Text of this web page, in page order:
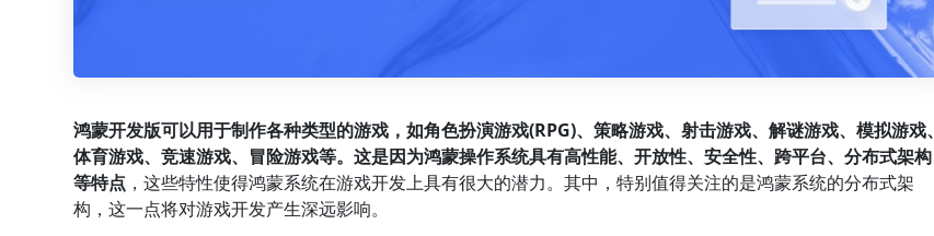
鸿蒙开发版可以用于制作各种类型的游戏，如角色扮演游戏(RPG)、策略游戏、射击游戏、解谜游戏、模拟游戏、
体育游戏、竞速游戏、冒险游戏等。这是因为鸿蒙操作系统具有高性能、开放性、安全性、跨平台、分布式架构
等特点 ，这些特性使得鸿蒙系统在游戏开发上具有很大的潜力。其中，特别值得关注的是鸿蒙系统的分布式架
构，这一点将对游戏开发产生深远影响。